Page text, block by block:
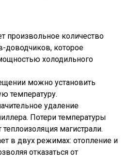
произвольное количество
доводчиков, которое
холодильного
можно установить
температуру.
удаление
Потери температуры
магистрали.
в двух режимах: отопление и
отказаться от